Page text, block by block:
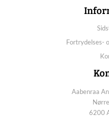
Fortrydelses-
Aabenraa
6200